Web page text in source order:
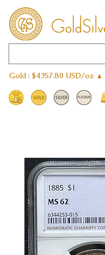
Gold : $4357.80 USD/oz ▲